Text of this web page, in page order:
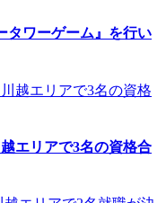
タワーゲーム』を行い
エリアで3名の資格合